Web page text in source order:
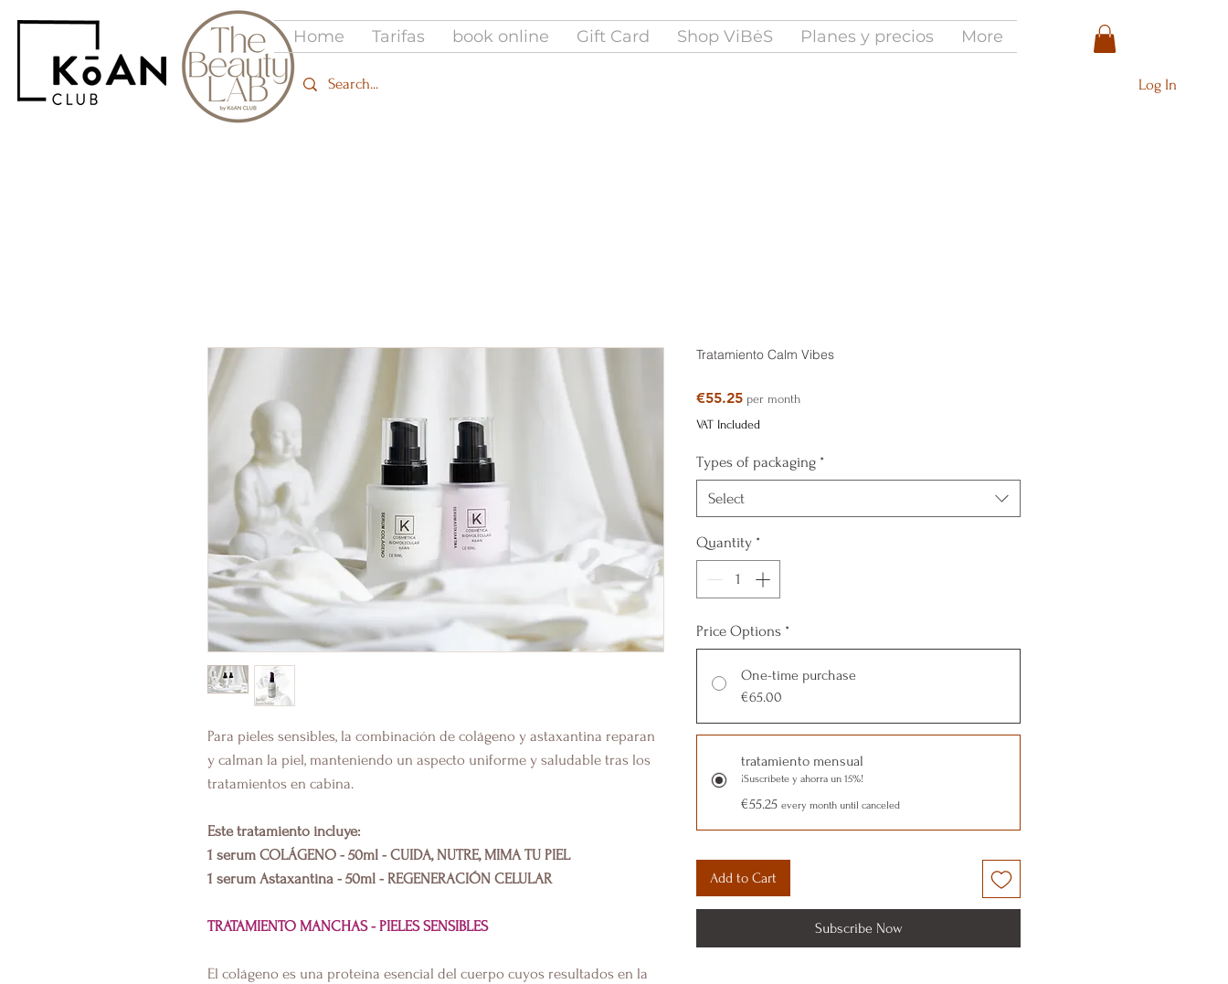
Log In
Home Tarifas book online Gift Card Shop ViBėS Planes y precios More
Para pieles sensibles, la combinación de colágeno y astaxantina reparan
y calman la piel, manteniendo un aspecto uniforme y saludable tras los
tratamientos en cabina.
Este tratamiento incluye:
1 serum COLÁGENO - 50ml - CUIDA, NUTRE, MIMA TU PIEL
1 serum Astaxantina - 50ml - REGENERACIÓN CELULAR
TRATAMIENTO MANCHAS - PIELES SENSIBLES
El colágeno es una proteína esencial del cuerpo cuyos resultados en la
Tratamiento Calm Vibes
€55.25Price
per month
VAT Included
Types of packaging *
Select
Quantity *
Price Options *
One-time purchase
€65.00
tratamiento mensual
¡Suscríbete y ahorra un 15%!
€55.25 every month until canceled
Add to Cart
Subscribe Now